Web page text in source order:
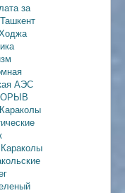
за
Ташкент
АЭС